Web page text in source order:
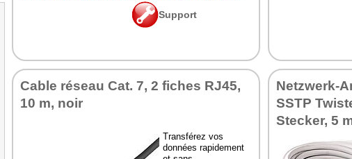
Support
Cable réseau Cat. 7, 2 fiches RJ45,
10 m, noir
Transférez vos
données rapidement
Netzwerk-
SSTP
Stecker, 5